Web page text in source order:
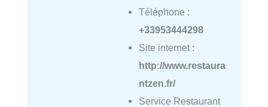
Téléphone :
+33953444298
Site internet :
http://www.restaura
ntzen.fr/
Service Restaurant